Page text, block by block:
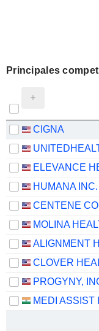
Principales
CIGNA
ELEVANCE
HUMANA INC.
CENTENE
PROGYNY,